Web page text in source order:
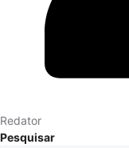
Redator
Pesquisar